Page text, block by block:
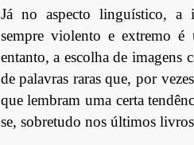
Já no aspecto linguístico, a
sempre violento e extremo
entanto, a escolha de imagens
de palavras raras que, por
que lembram uma certa
se, sobretudo nos últimos